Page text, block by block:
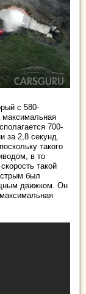
с 580-
700-
за 2,8 секунд.
такого
в то
такой
был
движком. Он